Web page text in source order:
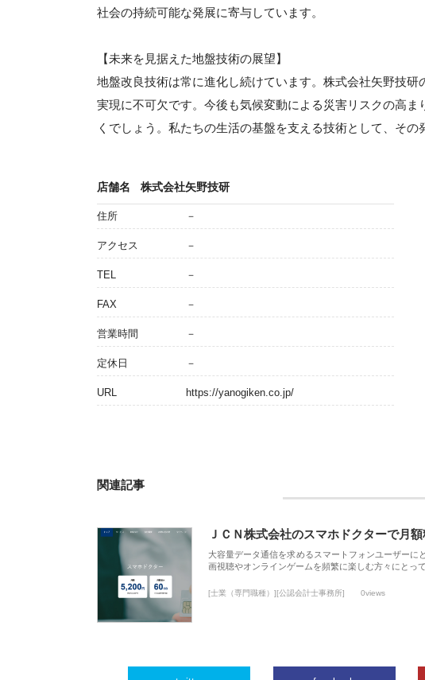
社会の持続可能な発展に寄与しています。
【未来を見据えた地盤技術の展望】
地盤改良技術は常に進化し続けています。株式会社矢野技
実現に不可欠です。今後も気候変動による災害リスクの高
くでしょう。私たちの生活の基盤を支える技術として、その
店舗名 株式会社矢野技研
住所 －
アクセス －
TEL －
FAX －
営業時間 －
定休日 －
URL https://yanogiken.co.jp/
関連記事
ＪＣＮ株式会社のスマホドクターで月
大容量データ通信を求めるスマートフォンユーザー
画視聴やオンラインゲームを頻繁に楽しむ方々にとっ
[士業（専門職種）][公認会計士事務所] 0views